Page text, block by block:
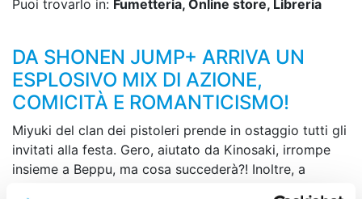
Puoi trovarlo in: Fumetteria, Online store, Libreria
DA SHONEN JUMP+ ARRIVA UN
ESPLOSIVO MIX DI AZIONE,
COMICITÀ E ROMANTICISMO!
Miyuki del clan dei pistoleri prende in ostaggio tutti gli
invitati alla festa. Gero, aiutato da Kinosaki, irrompe
insieme a Beppu, ma cosa succederà?! Inoltre, a